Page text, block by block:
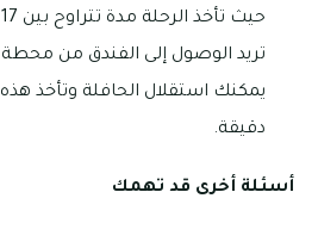
تريد الوصول إلى الفندق من
دقيقة.
أسئلة أخرى قد تهمك